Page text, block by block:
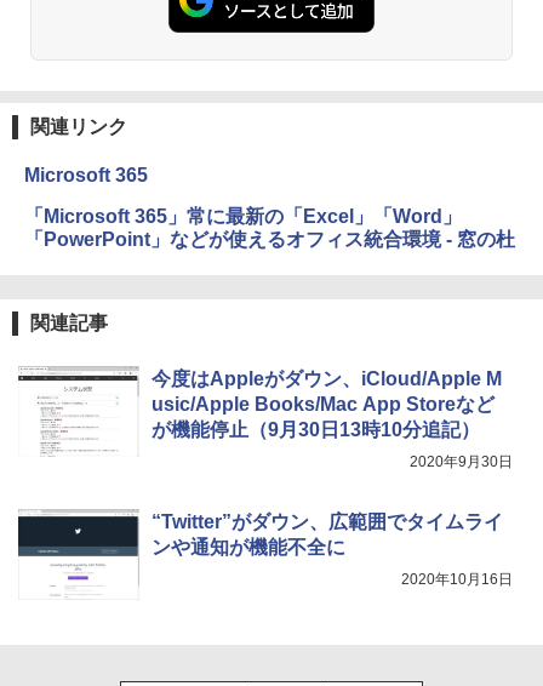
ows11、10/mac対応|PC2台
￥3,200
￥1,600
にもKindle出版にも！ 非エンジニアのた
めのAIコーディング入門シリーズ
￥1,600
Kindle Paperwhite シグニチャーエディ
ション (32GB) 7インチディスプレイ、明
Amazon Kindle Colorsoft | 16GBストレ
ージ、防水、7インチカラーディスプレ
イ、色調調節ライト、最大8週間持続バッ
New Amazon Kindle Scribe Colorsoft |
11インチカラーディスプレイ、64GBスト
レージ、ノート機能搭載、明るさ自動調
整、色調調節ライト、プレミアムペン付
￥115,980
関連リンク
Microsoft 365
「Microsoft 365」常に最新の「Excel」「Word」
「PowerPoint」などが使えるオフィス統合環境 - 窓の杜
関連記事
今度はAppleがダウン、iCloud/Apple M
usic/Apple Books/Mac App Storeなど
が機能停止（9月30日13時10分追記）
2020年9月30日
“Twitter”がダウン、広範囲でタイムライ
ンや通知が機能不全に
2020年10月16日